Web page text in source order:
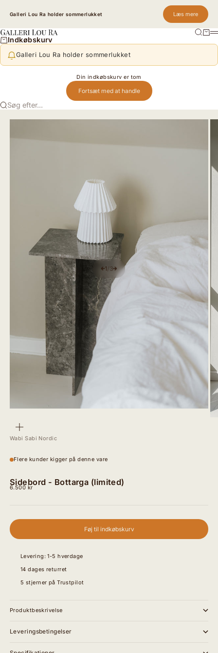
Galleri Lou Ra holder sommerlukket Læs mere
Galleri Lou Ra SøgKurv
Indkøbskurv
Galleri Lou Ra holder sommerlukket
Din indkøbskurv er tom
Fortsæt med at handle
Søg efter...
1 / 3
Wabi Sabi Nordic
Flere kunder kigger på denne vare
Sidebord - Bottarga (limited)
Salgspris
6.500 kr
Føj til indkøbskurv
Levering: 1-5 hverdage
14 dages returret
5 stjerner på Trustpilot
Produktbeskrivelse
Leveringsbetingelser